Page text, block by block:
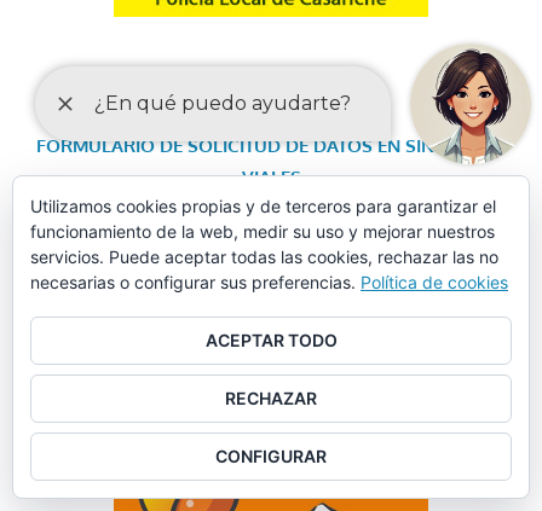
FORMULARIO DE SOLICITUD DE DATOS EN SINIESTROS
VIALES
Utilizamos cookies propias y de terceros para garantizar el
funcionamiento de la web, medir su uso y mejorar nuestros
servicios. Puede aceptar todas las cookies, rechazar las no
necesarias o configurar sus preferencias. Política de cookies
ACEPTAR TODO
RECHAZAR
CONFIGURAR